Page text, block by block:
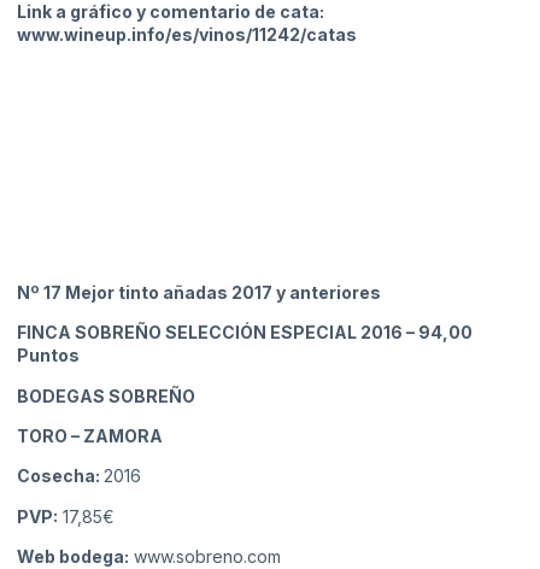
Link a gráfico y comentario de cata:
www.wineup.info/es/vinos/11242/catas
Nº 17 Mejor tinto añadas 2017 y anteriores
FINCA SOBREÑO SELECCIÓN ESPECIAL 2016 – 94,00
Puntos
BODEGAS SOBREÑO
TORO – ZAMORA
Cosecha: 2016
PVP: 17,85€
Web bodega: www.sobreno.com